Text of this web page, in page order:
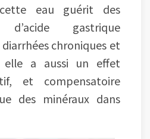
eau guérit des
d’acide gastrique
chroniques et
elle a aussi un effet
et compensatoire
des minéraux dans